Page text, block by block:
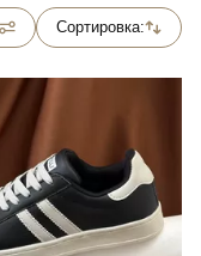
Сортировка: